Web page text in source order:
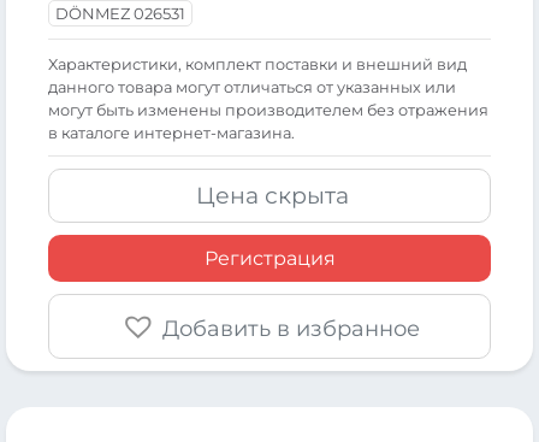
DÖNMEZ 026531
Xарактеристики, комплект поставки и внешний вид
данного товара могут отличаться от указанных или
могут быть изменены производителем без отражения
в каталоге интернет-магазина.
Цена скрыта
Регистрация
Добавить в избранное